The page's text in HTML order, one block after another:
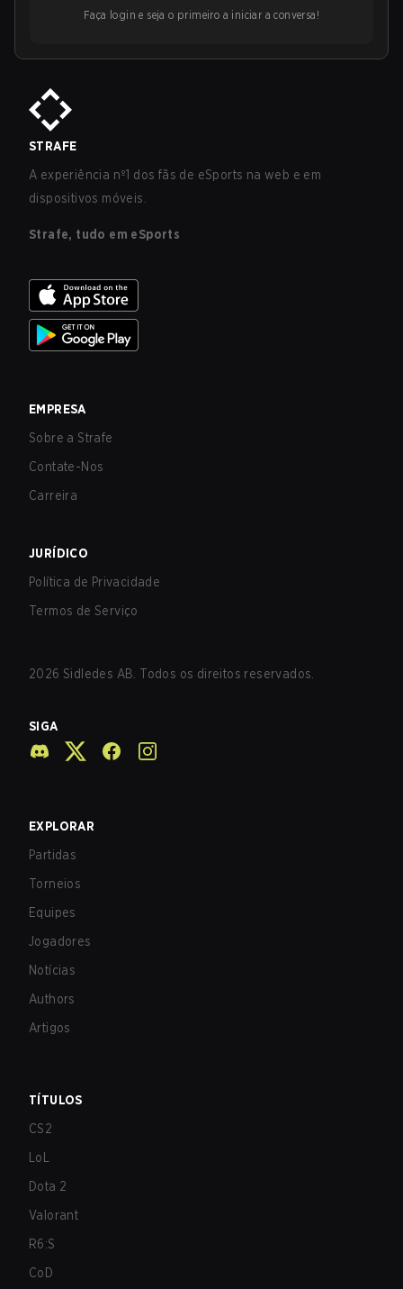
Faça login e seja o primeiro a iniciar a conversa!
STRAFE
A experiência nº1 dos fãs de eSports na web e em
dispositivos móveis.
Strafe, tudo em eSports
EMPRESA
Sobre a Strafe
Contate-Nos
Carreira
JURÍDICO
Política de Privacidade
Termos de Serviço
2026 Sidledes AB. Todos os direitos reservados.
SIGA
EXPLORAR
Partidas
Torneios
Equipes
Jogadores
Notícias
Authors
Artigos
TÍTULOS
CS2
LoL
Dota 2
Valorant
R6:S
CoD